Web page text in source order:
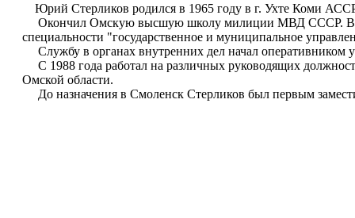
Юрий Стерликов родился в 1965 году в г. Ухте Коми
Окончил Омскую высшую школу милиции МВД СССР. В
специальности "государственное и муниципальное
Службу в органах внутренних дел начал оперативником
С 1988 года работал на различных руководящих
Омской области.
До назначения в Смоленск Стерликов был первым